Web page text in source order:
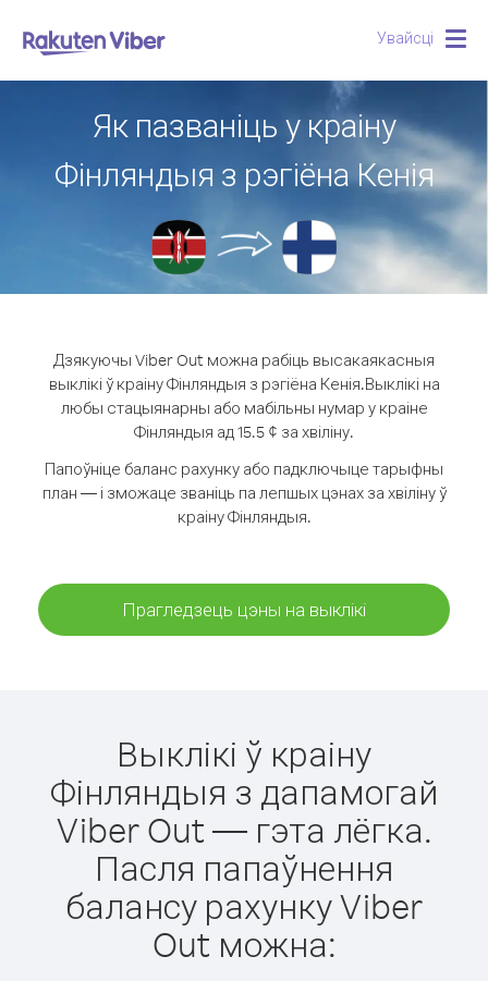
Увайсці
Як пазваніць у краіну
Фінляндыя з рэгіёна Кенія
Дзякуючы Viber Out можна рабіць высакаякасныя
выклікі ў краіну Фінляндыя з рэгіёна Кенія.Выклікі на
любы стацыянарны або мабільны нумар у краіне
Фінляндыя ад 15.5 ¢ за хвіліну.
Папоўніце баланс рахунку або падключыце тарыфны
план — і зможаце званіць па лепшых цэнах за хвіліну ў
краіну Фінляндыя.
Прагледзець цэны на выклікі
Выклікі ў краіну
Фінляндыя з дапамогай
Viber Out — гэта лёгка.
Пасля папаўнення
балансу рахунку Viber
Out можна: